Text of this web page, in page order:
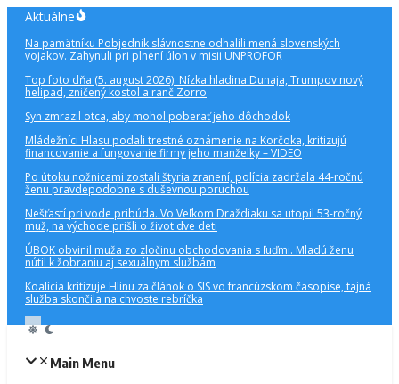
Preskočiť
obsah
Aktuálne
Na pamätníku Pobjednik slávnostne odhalili mená slovenských
vojakov. Zahynuli pri plnení úloh v misii UNPROFOR
Top foto dňa (5. august 2026): Nízka hladina Dunaja, Trumpov nový
helipad, zničený kostol a ranč Zorro
Syn zmrazil otca, aby mohol poberať jeho dôchodok
Mládežníci Hlasu podali trestné oznámenie na Korčoka, kritizujú
financovanie a fungovanie firmy jeho manželky – VIDEO
Po útoku nožnicami zostali štyria zranení, polícia zadržala 44-ročnú
ženu pravdepodobne s duševnou poruchou
Nešťastí pri vode pribúda. Vo Veľkom Draždiaku sa utopil 53-ročný
muž, na východe prišli o život dve deti
ÚBOK obvinil muža zo zločinu obchodovania s ľuďmi. Mladú ženu
nútil k žobraniu aj sexuálnym službám
Koalícia kritizuje Hlinu za článok o SIS vo francúzskom časopise, tajná
služba skončila na chvoste rebríčka
Main Menu